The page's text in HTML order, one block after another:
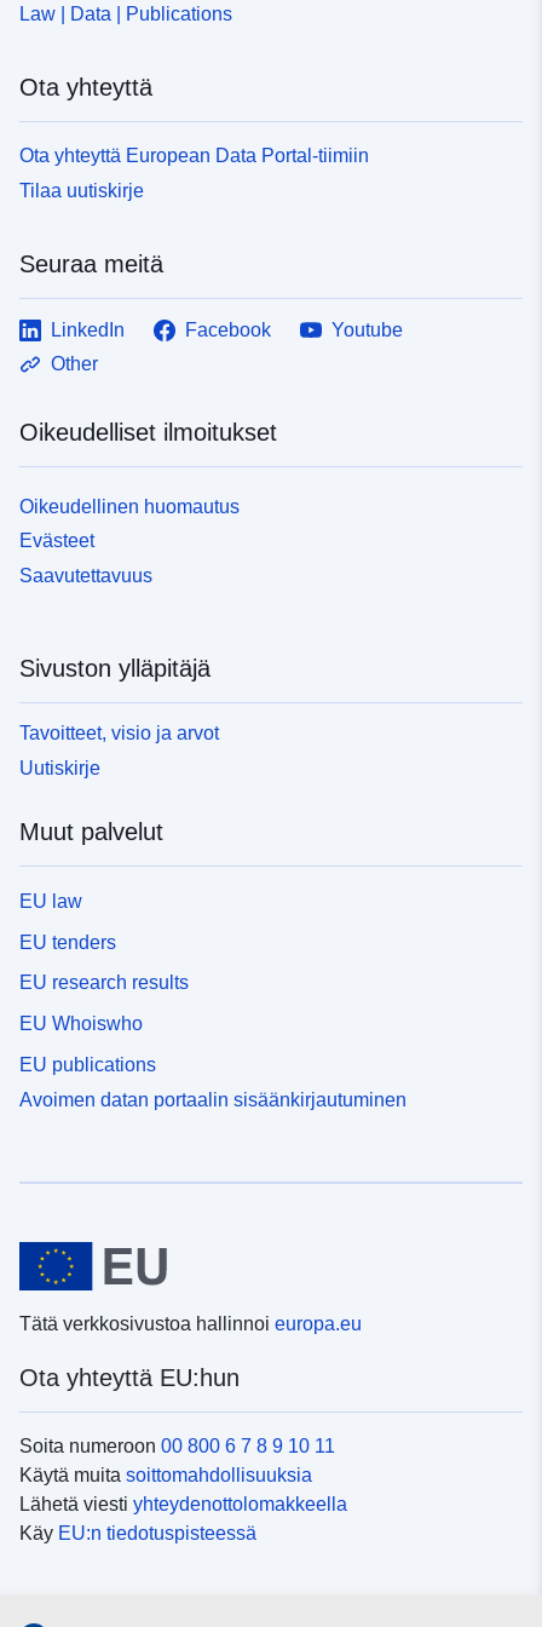
Law | Data | Publications
Ota yhteyttä
Ota yhteyttä European Data Portal-tiimiin
Tilaa uutiskirje
Seuraa meitä
LinkedIn Facebook
Youtube
Other
Oikeudelliset ilmoitukset
Oikeudellinen huomautus
Evästeet
Saavutettavuus
Sivuston ylläpitäjä
Tavoitteet, visio ja arvot
Uutiskirje
Muut palvelut
EU law
EU tenders
EU research results
EU Whoiswho
EU publications
Avoimen datan portaalin sisäänkirjautuminen
Tätä verkkosivustoa hallinnoi europa.eu
Ota yhteyttä EU:hun
Soita numeroon 00 800 6 7 8 9 10 11
Käytä muita soittomahdollisuuksia
Lähetä viesti yhteydenottolomakkeella
Käy EU:n tiedotuspisteessä